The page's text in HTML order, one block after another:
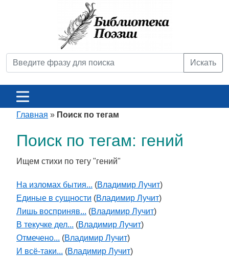
Искать
Главная » Поиск по тегам
Поиск по тегам: гений
Ищем стихи по тегу "гений"
На изломах бытия... (Владимир Лучит)
Единые в сущности (Владимир Лучит)
Лишь восприняв... (Владимир Лучит)
В текучке дел... (Владимир Лучит)
Отмечено... (Владимир Лучит)
И всё-таки... (Владимир Лучит)